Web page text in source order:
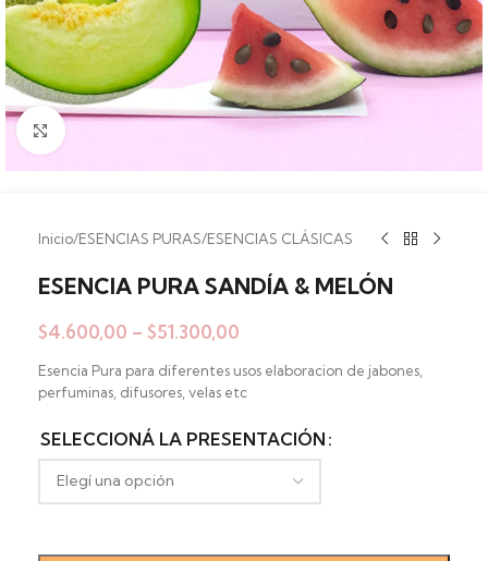
Clic para ampliar
Inicio/ESENCIAS PURAS/ESENCIAS CLÁSICAS
ESENCIA PURA SANDÍA & MELÓN
$4.600,00 – $51.300,00
Esencia Pura para diferentes usos elaboracion de jabones,
perfuminas, difusores, velas etc
SELECCIONÁ LA PRESENTACIÓN